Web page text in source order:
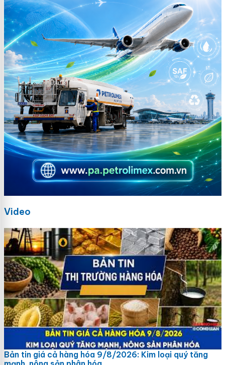
Video
Bản tin giá cả hàng hóa 9/8/2026: Kim loại quý tăng